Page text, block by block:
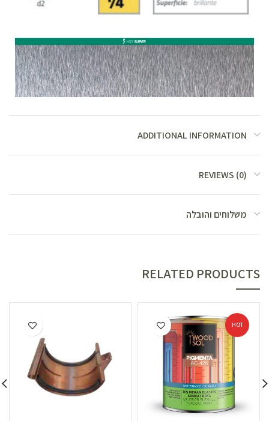
ADDITIONAL INFORMATION
REVIEWS (0)
משלוחים והובלה
RELATED PRODUCTS
HOT